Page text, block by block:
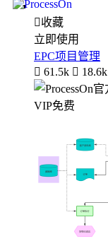
收藏
立即使用
EPC项目管理
 61.5k  18.6k
VIP免费